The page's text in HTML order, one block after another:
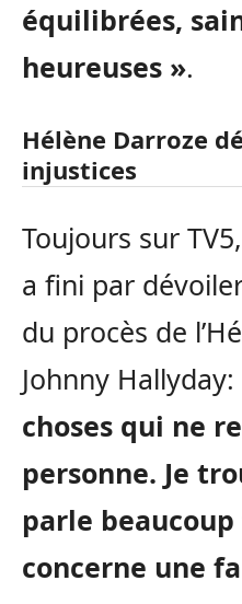
équilibrées,
heureuses ».
Hélène Darroze
injustices
Toujours sur
a fini par
du procès de
Johnny Hallyday:
choses qui ne
personne. Je
parle beaucoup
concerne une